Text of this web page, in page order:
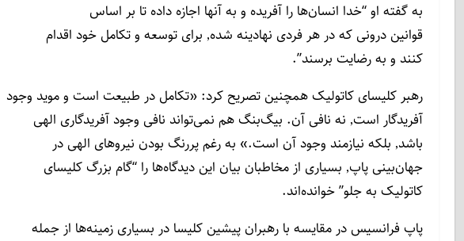
به گفته او “خدا انسان‌ها را آفریده و به آنها اجازه داده تا بر اساس
قوانین درونی که در هر فردی نهادینه شده٬ برای توسعه و تکامل خود اقدام
کنند و به رضایت برسند”.
رهبر کلیسای کاتولیک همچنین تصریح کرد: «تکامل در طبیعت است و موید وجود
آفریدگار است٬ نه نافی آن. بیگ‌بنگ هم نمی‌تواند نافی وجود آفریدگاری الهی
باشد٬ بلکه نیازمند وجود آن است.» به رغم پررنگ بودن نیروهای الهی در
جهان‌بینی پاپ٬ بسیاری از مخاطبان بیان این دیدگاه‌ها را “گام بزرگ کلیسای
کاتولیک به جلو” خوانده‌اند.
پاپ فرانسیس در مقایسه با رهبران پیشین کلیسا در بسیاری زمینه‌ها از جمله